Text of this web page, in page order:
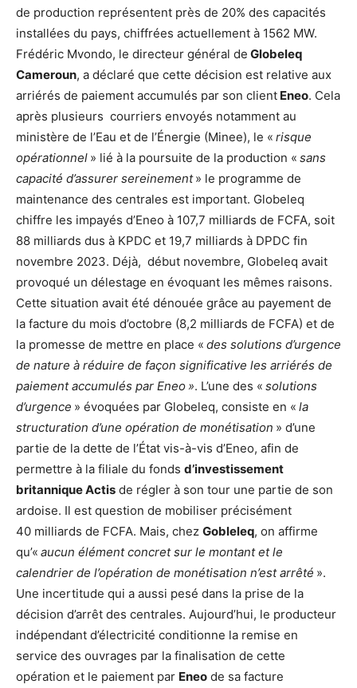
de production représentent près de 20% des capacités
installées du pays, chiffrées actuellement à 1562 MW.
Frédéric Mvondo, le directeur général de Globeleq
Cameroun, a déclaré que cette décision est relative aux
arriérés de paiement accumulés par son client Eneo. Cela
après plusieurs courriers envoyés notamment au
ministère de l’Eau et de l’Énergie (Minee), le « risque
opérationnel » lié à la poursuite de la production « sans
capacité d’assurer sereinement» le programme de
maintenance des centrales est important. Globeleq
chiffre les impayés d’Eneo à 107,7 milliards de FCFA, soit
88 milliards dus à KPDC et 19,7 milliards à DPDC fin
novembre 2023. Déjà, début novembre, Globeleq avait
provoqué un délestage en évoquant les mêmes raisons.
Cette situation avait été dénouée grâce au payement de
la facture du mois d’octobre (8,2 milliards de FCFA) et de
la promesse de mettre en place « des solutions d’urgence
de nature à réduire de façon significative les arriérés de
paiement accumulés par Eneo ». L’une des « solutions
d’urgence » évoquées par Globeleq, consiste en « la
structuration d’une opération de monétisation » d’une
partie de la dette de l’État vis-à-vis d’Eneo, afin de
permettre à la filiale du fonds d’investissement
britannique Actis de régler à son tour une partie de son
ardoise. Il est question de mobiliser précisément
40 milliards de FCFA. Mais, chez Gobleleq, on affirme
qu’« aucun élément concret sur le montant et le
calendrier de l’opération de monétisation n’est arrêté ».
Une incertitude qui a aussi pesé dans la prise de la
décision d’arrêt des centrales. Aujourd’hui, le producteur
indépendant d’électricité conditionne la remise en
service des ouvrages par la finalisation de cette
opération et le paiement par Eneo de sa facture